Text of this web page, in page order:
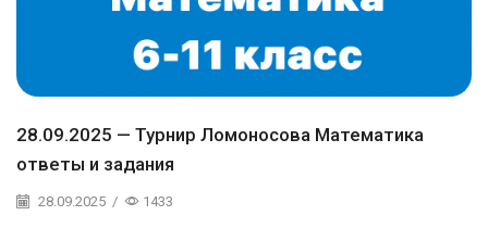
28.09.2025 — Турнир Ломоносова Математика
ответы и задания
28.09.2025 / 1433